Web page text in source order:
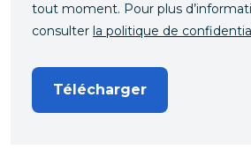
tout moment. Pour plus
consulter la politique de
Télécharger